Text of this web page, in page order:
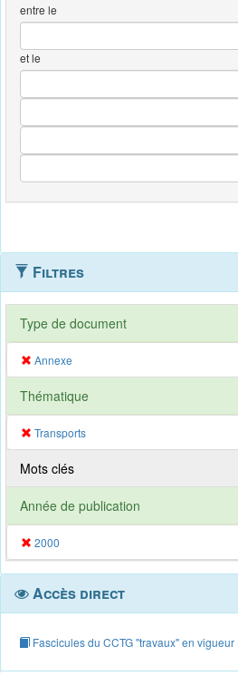
entre le
et le
Filtres
Type de document
Annexe
Thématique
Transports
Mots clés
Année de publication
2000
Accès direct
Fascicules du CCTG "travaux" en vigueur